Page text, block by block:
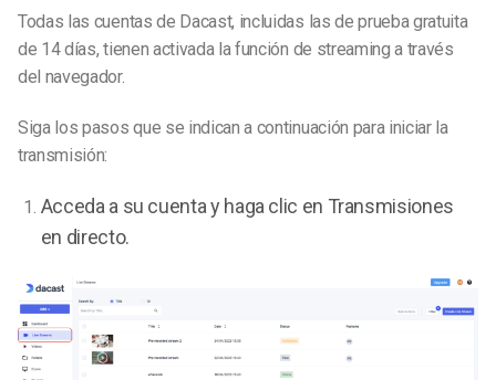
Todas las cuentas de Dacast, incluidas las de prueba gratuita
de 14 días, tienen activada la función de streaming a través
del navegador.
Siga los pasos que se indican a continuación para iniciar la
transmisión:
Acceda a su cuenta y haga clic en Transmisiones
en directo.